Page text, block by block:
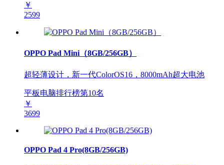
￥
2599
OPPO Pad Mini（8GB/256GB）
超轻薄设计，新一代ColorOS16，8000mAh超大电池
平板电脑排行榜第10名
￥
3699
OPPO Pad 4 Pro(8GB/256GB)